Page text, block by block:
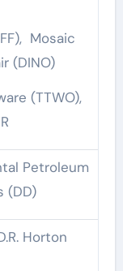
Mosaic
(DINO)
(TTWO),
(DD)